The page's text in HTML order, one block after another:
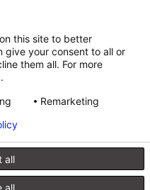
zzgl. Versandkosten, wenn
GmbH & Co. KG
this site to better
give your consent to all or
them all. For more
Remarketing
all
all